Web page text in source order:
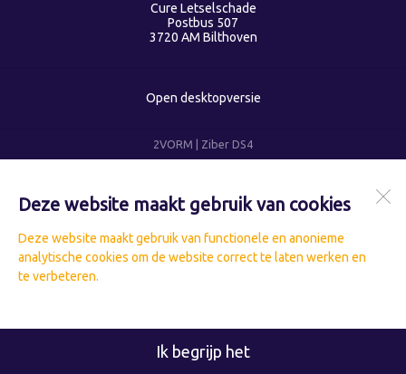
Deze website maakt gebruik van cookies
Deze website maakt gebruik van functionele en anonieme
analytische cookies om de website correct te laten werken en
te verbeteren.
Ik begrijp het
Cure Letselschade
Postbus 507
3720 AM Bilthoven
Open desktopversie
2VORM | Ziber DS4